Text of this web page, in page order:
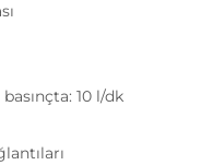
10 l/dk